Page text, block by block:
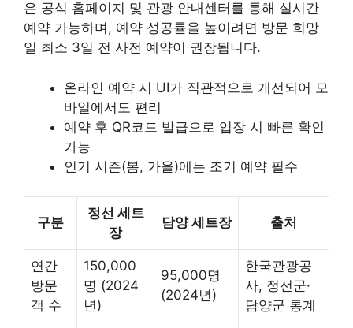
은 공식 홈페이지 및 관광 안내센터를 통해 실시간
예약 가능하며, 예약 성공률을 높이려면 방문 희망
일 최소 3일 전 사전 예약이 권장됩니다.
온라인 예약 시 UI가 직관적으로 개선되어 모
바일에서도 편리
예약 후 QR코드 발급으로 입장 시 빠른 확인
가능
인기 시즌(봄, 가을)에는 조기 예약 필수
구분
정선 세트
장
담양 세트장 출처
연간
방문
객 수
150,000
명 (2024
년)
95,000명
(2024년)
한국관광공
사, 정선군·
담양군 통계